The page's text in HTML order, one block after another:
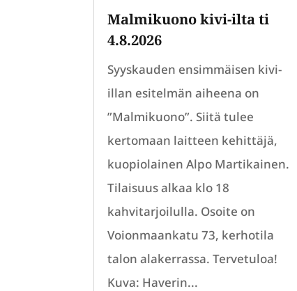
Malmikuono kivi-ilta ti
4.8.2026
Syyskauden ensimmäisen kivi-
illan esitelmän aiheena on
”Malmikuono”. Siitä tulee
kertomaan laitteen kehittäjä,
kuopiolainen Alpo Martikainen.
Tilaisuus alkaa klo 18
kahvitarjoilulla. Osoite on
Voionmaankatu 73, kerhotila
talon alakerrassa. Tervetuloa!
Kuva: Haverin...